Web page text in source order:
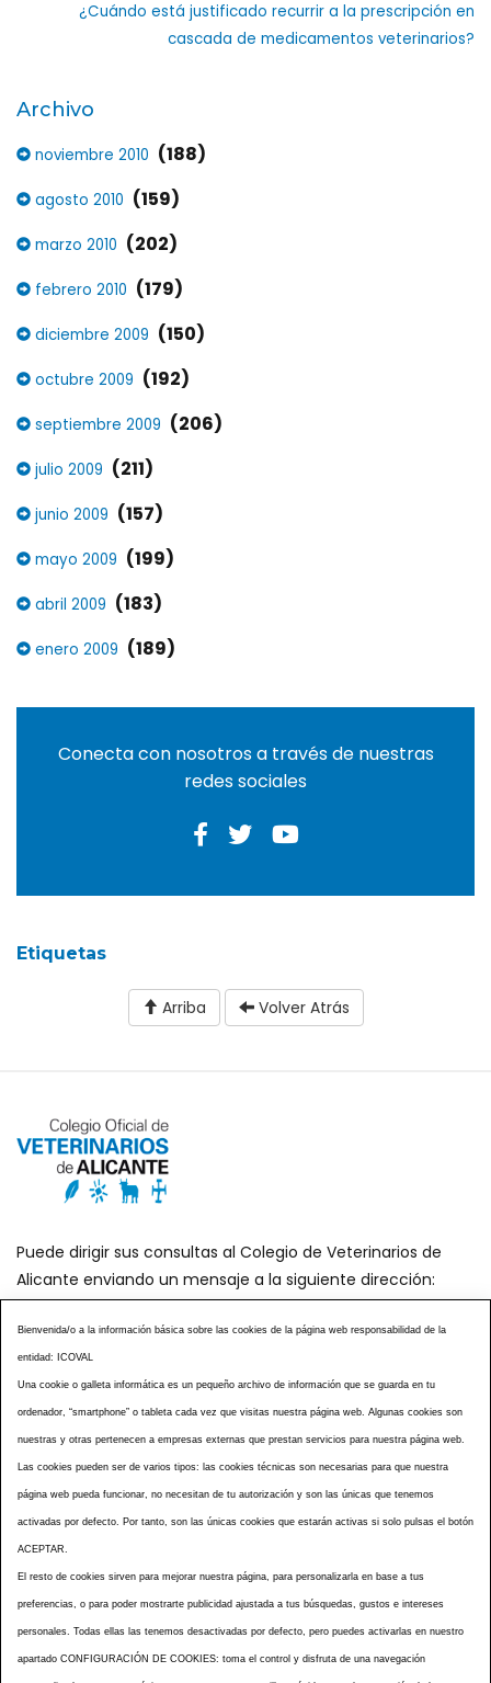
¿Cuándo está justificado recurrir a la prescripción en
cascada de medicamentos veterinarios?
Archivo
noviembre 2010 (188)
agosto 2010 (159)
marzo 2010 (202)
febrero 2010 (179)
diciembre 2009 (150)
octubre 2009 (192)
septiembre 2009 (206)
julio 2009 (211)
junio 2009 (157)
mayo 2009 (199)
abril 2009 (183)
enero 2009 (189)
Conecta con nosotros a través de nuestras
redes sociales
Etiquetas
Arriba Volver Atrás
Puede dirigir sus consultas al Colegio de Veterinarios de
Alicante enviando un mensaje a la siguiente dirección:
secretaria@icoval.org
¿SABÍAS QUÉ?
CENTROS VETERINARIOS
TABLÓN ANUNCIOS
CURSOS Y EVENTOS
TÉRMINOS Y CONDICIONES
ESPECIAL COVID 19
NOTICIAS
ACCESIBILIDAD
AVISO LEGAL
POLÍTICA PRIVACIDAD
POLÍTICA DE COOKIES
NOTICIAS ICOVAL
NOTICIAS OCV
Bienvenida/o a la información básica sobre las cookies de la página web responsabilidad de la
entidad: ICOVAL
Una cookie o galleta informática es un pequeño archivo de información que se guarda en tu
ordenador, “smartphone” o tableta cada vez que visitas nuestra página web. Algunas cookies son
nuestras y otras pertenecen a empresas externas que prestan servicios para nuestra página web.
Las cookies pueden ser de varios tipos: las cookies técnicas son necesarias para que nuestra
página web pueda funcionar, no necesitan de tu autorización y son las únicas que tenemos
activadas por defecto. Por tanto, son las únicas cookies que estarán activas si solo pulsas el botón
ACEPTAR.
El resto de cookies sirven para mejorar nuestra página, para personalizarla en base a tus
preferencias, o para poder mostrarte publicidad ajustada a tus búsquedas, gustos e intereses
personales. Todas ellas las tenemos desactivadas por defecto, pero puedes activarlas en nuestro
apartado CONFIGURACIÓN DE COOKIES: toma el control y disfruta de una navegación